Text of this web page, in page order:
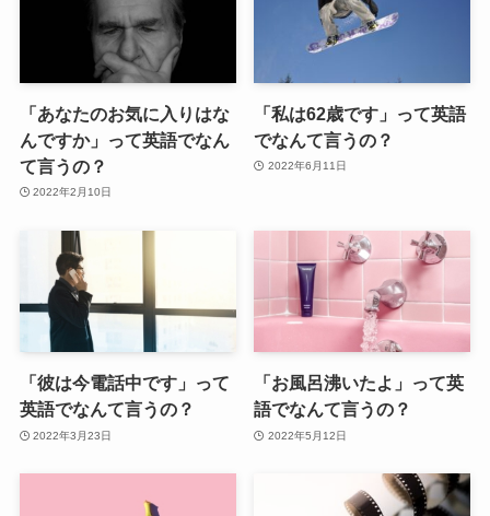
「あなたのお気に入りはな
んですか」って英語でなん
て言うの？
2022年2月10日
「私は62歳です」って英語
でなんて言うの？
2022年6月11日
「彼は今電話中です」って
英語でなんて言うの？
2022年3月23日
「お風呂沸いたよ」って英
語でなんて言うの？
2022年5月12日